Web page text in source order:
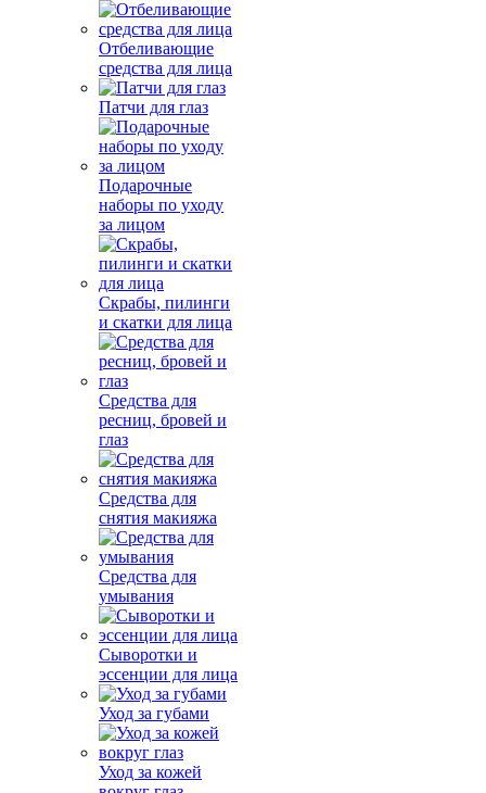
Отбеливающие
средства для лица
Патчи для глаз
Подарочные
наборы по уходу
за лицом
Скрабы, пилинги
и скатки для лица
Средства для
ресниц, бровей и
глаз
Средства для
снятия макияжа
Средства для
умывания
Сыворотки и
эссенции для лица
Уход за губами
Уход за кожей